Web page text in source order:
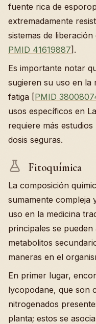
fuente rica de
extremadamente
sistemas de
PMID 41619887].
Es importante notar
sugieren su uso en la
fatiga [PMID
usos específicos en
requiere más
dosis seguras.
Fitoquímica
La composición
sumamente compleja
uso en la medicina
principales se
metabolitos
maneras en el
En primer lugar,
lycopodane, que son
nitrogenados
planta; estos se